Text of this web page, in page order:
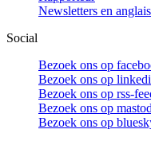
Newsletters en anglais
Social
Bezoek ons op
Bezoek ons op
Bezoek ons op rss-
Bezoek ons op
Bezoek ons op